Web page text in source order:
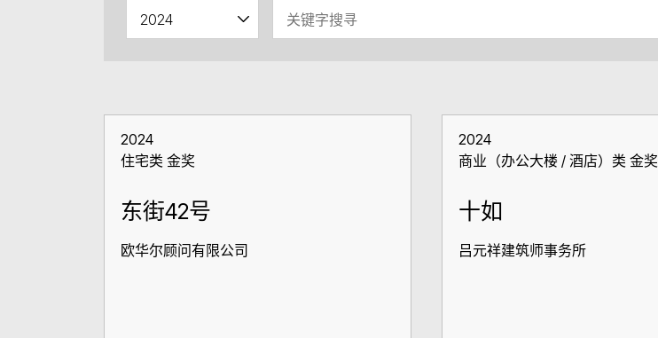
2024
住宅类 金奖
东街42号
欧华尔顾问有限公司
2024
商业（办公大楼 / 酒店）类 金奖
十如
吕元祥建筑师事务所